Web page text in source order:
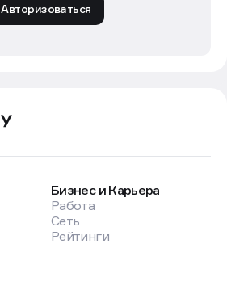
Авторизоваться
Бизнес и Карьера
Работа
Сеть
Рейтинги